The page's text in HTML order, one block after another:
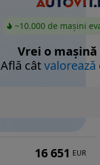
~10.000 de mașini
Vrei o mașină
Află câtvalorează
16 651 EUR